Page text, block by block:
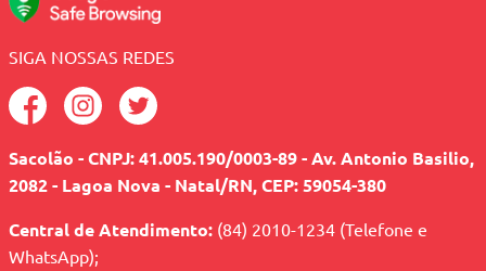
SIGA NOSSAS REDES
Sacolão - CNPJ: 41.005.190/0003-89 - Av. Antonio Basilio,
2082 - Lagoa Nova - Natal/RN, CEP: 59054-380
Central de Atendimento: (84) 2010-1234 (Telefone e
WhatsApp);